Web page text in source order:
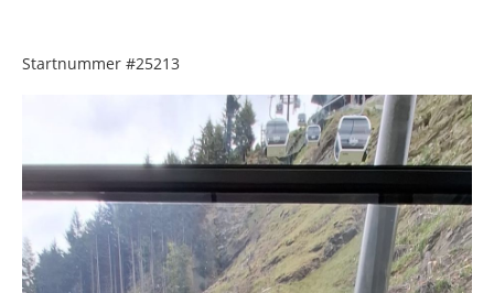
Startnummer #25213